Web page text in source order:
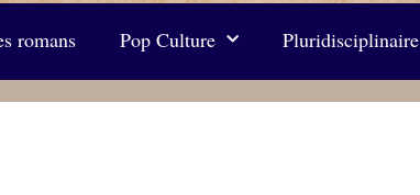
romans Pop Culture Pluridisciplinaire